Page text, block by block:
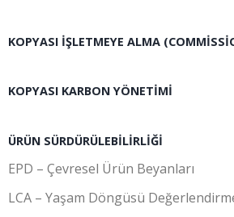
KOPYASI İŞLETMEYE ALMA
KOPYASI KARBON YÖNETIMI
ÜRÜN SÜRDÜRÜLEBILIRLIĞI
EPD – Çevresel Ürün Beyanları
LCA – Yaşam Döngüsü